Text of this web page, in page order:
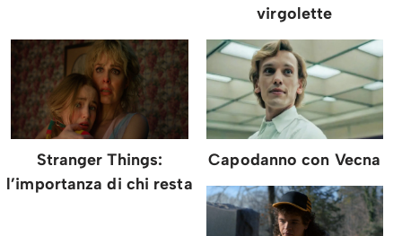
virgolette
Stranger Things:
l’importanza di chi resta
Capodanno con Vecna